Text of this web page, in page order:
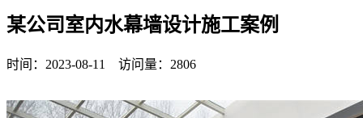
某公司室内水幕墙设计施工案例
时间：2023-08-11 访问量：2806